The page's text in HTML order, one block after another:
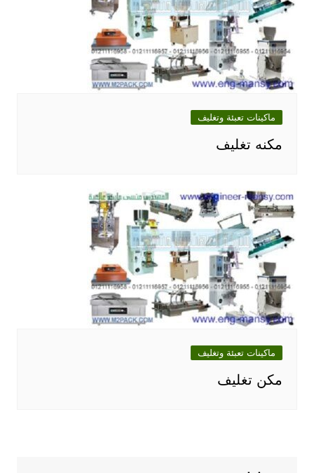
ماكينات تعبئة وتغليف
مكنه تغليف
ماكينات تعبئة وتغليف
مكن تغليف